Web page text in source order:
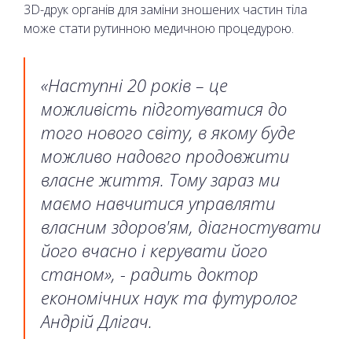
3D-друк органів для заміни зношених частин тіла
може стати рутинною медичною процедурою.
«Наступні 20 років – це
можливість підготуватися до
того нового світу, в якому буде
можливо надовго продовжити
власне життя. Тому зараз ми
маємо навчитися управляти
власним здоров'ям, діагностувати
його вчасно і керувати його
станом», - радить доктор
економічних наук та футуролог
Андрій Длігач.